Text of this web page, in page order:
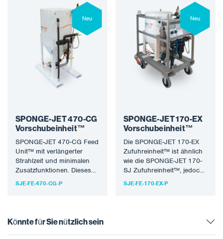
Neu
SPONGE-JET 470-CG
Vorschubeinheit™
SPONGE-JET 470-CG Feed
Unit™ mit verlängerter
Strahlzeit und minimalen
Zusatzfunktionen. Dieses
einfache, aber hoch
SJE-FE-470-CG-P
Neu
SPONGE-JET 170-EX
Vorschubeinheit™
Die SPONGE-JET 170-EX
Zufuhreinheit™ ist ähnlich
wie die SPONGE-JET 170-
SJ Zufuhreinheit™, jedoch
mit einem Edelstahlrahmen
SJE-FE-170-EX-P
Könnte für Sie nützlich sein